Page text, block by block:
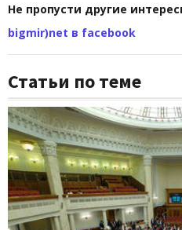
Не пропусти другие
bigmir)net в facebook
Статьи по теме